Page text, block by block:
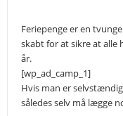
Feriepenge er en
skabt for at sikre at alle
år.
[wp_ad_camp_1]
Hvis man er
således selv må lægge